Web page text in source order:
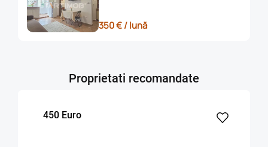
350 € / lună
Proprietati recomandate
450 Euro